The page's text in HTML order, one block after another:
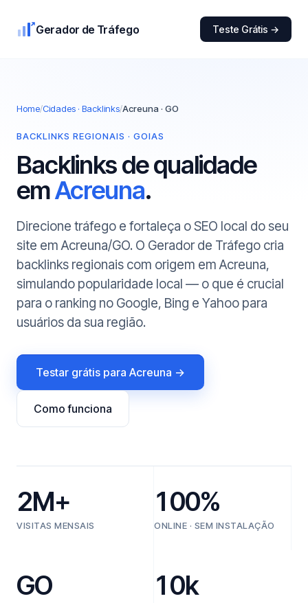
Gerador de Tráfego Teste Grátis →
Home/Cidades · Backlinks/Acreuna · GO
BACKLINKS REGIONAIS · GOIAS
Backlinks de qualidade
emAcreuna.
Direcione tráfego e fortaleça o SEO local do seu
site em Acreuna/GO. O Gerador de Tráfego cria
backlinks regionais com origem em Acreuna,
simulando popularidade local — o que é crucial
para o ranking no Google, Bing e Yahoo para
usuários da sua região.
Testar grátis para Acreuna →
Como funciona
2M+
VISITAS MENSAIS
100%
ONLINE · SEM INSTALAÇÃO
GO 10k